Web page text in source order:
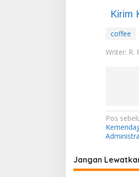
Kirim
coffee
Writer: R.
N
a
i
Pos
Jangan